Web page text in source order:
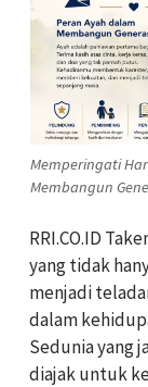
Memperingati
Membangun
RRI.CO.ID
yang tidak
menjadi
dalam
Sedunia yang
diajak untuk